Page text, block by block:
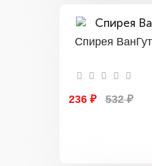
Спирея
236 ₽ 532 ₽